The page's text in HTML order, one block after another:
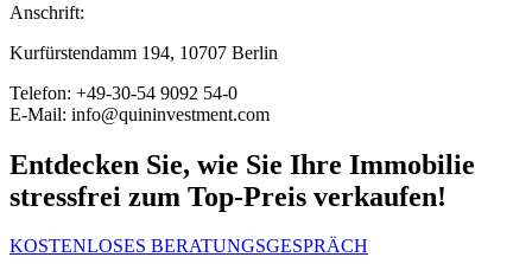
Anschrift:
Kurfürstendamm 194, 10707 Berlin
Telefon: +49-30-54 9092 54-0
E-Mail: info@quininvestment.com
Entdecken Sie, wie Sie Ihre Immobilie
stressfrei zum Top-Preis verkaufen!
KOSTENLOSES BERATUNGSGESPRÄCH